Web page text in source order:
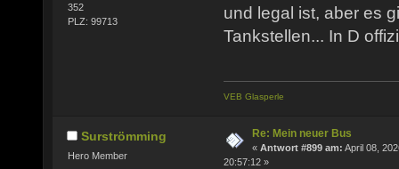
352
PLZ: 99713
und legal ist, aber es
Tankstellen... In D
VEB Glasperle
Surströmming
Hero Member
Re: Mein neuer Bus
« Antwort #899 am: April 08,
20:57:12 »